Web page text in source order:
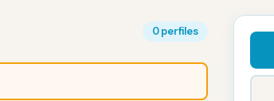
0 perfiles